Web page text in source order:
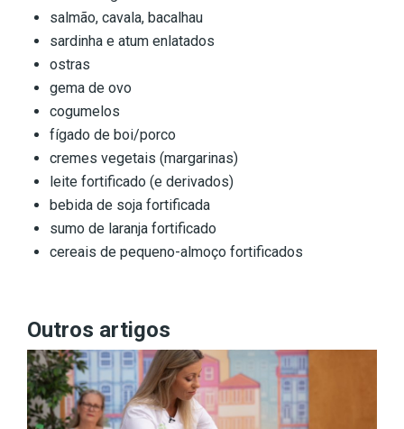
salmão, cavala, bacalhau
sardinha e atum enlatados
ostras
gema de ovo
cogumelos
fígado de boi/porco
cremes vegetais (margarinas)
leite fortificado (e derivados)
bebida de soja fortificada
sumo de laranja fortificado
cereais de pequeno-almoço fortificados
Outros artigos